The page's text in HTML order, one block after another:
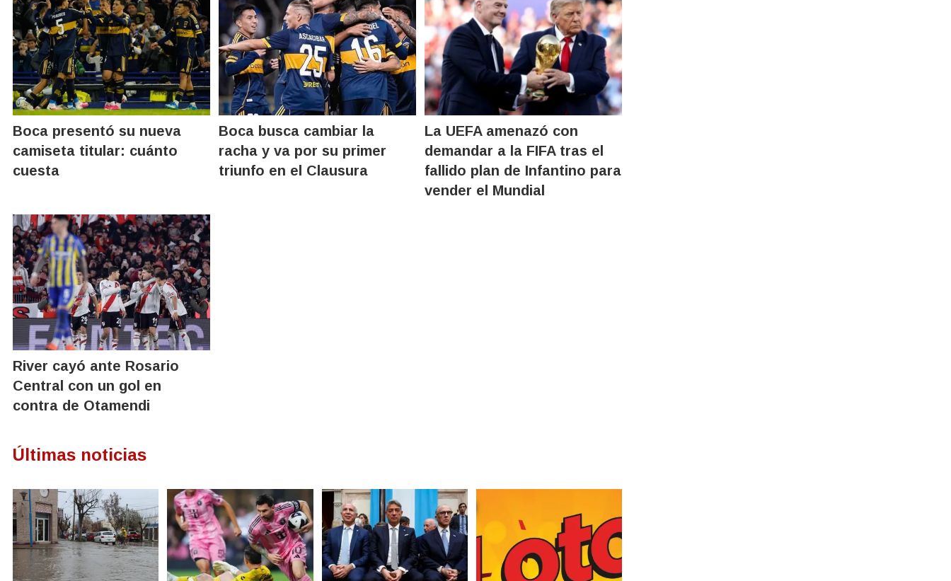
Boca presentó su nueva
camiseta titular: cuánto
cuesta
Boca busca cambiar la
racha y va por su primer
triunfo en el Clausura
La UEFA amenazó con
demandar a la FIFA tras el
fallido plan de Infantino para
vender el Mundial
River cayó ante Rosario
Central con un gol en
contra de Otamendi
Últimas noticias